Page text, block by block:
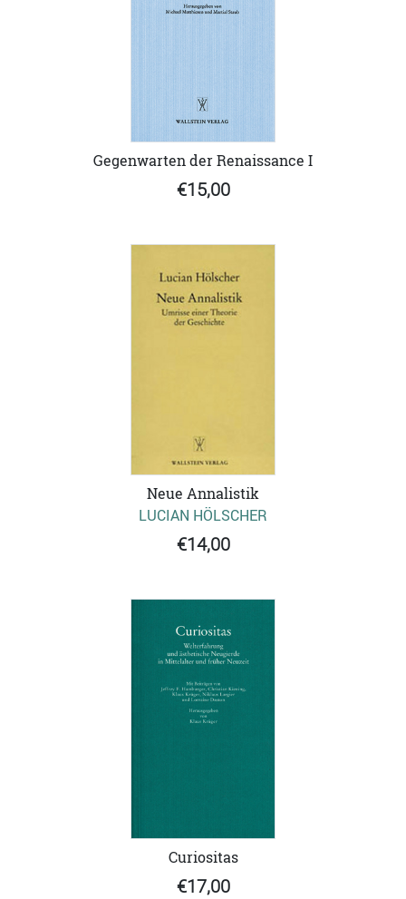
Gegenwarten der Renaissance I
€15,00
Neue Annalistik
LUCIAN HÖLSCHER
€14,00
Curiositas
€17,00